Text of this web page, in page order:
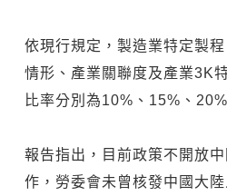
依現行規定，製造業特定製
情形、產業關聯度及產業3K
比率分別為10%、15%、
報告指出，目前政策不開放
作，勞委會未曾核發中國大陸